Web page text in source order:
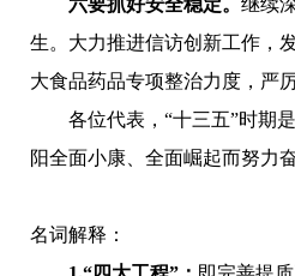
六要抓好安全稳定。 继续
生。大力推进信访创新工作，
大食品药品专项整治力度，严
各位代表，“十三五”时期
阳全面小康、全面崛起而努力
名词解释：